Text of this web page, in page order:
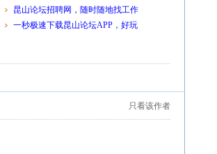
昆山论坛招聘网，随时随地找工作
一秒极速下载昆山论坛APP，好玩
只看该作者